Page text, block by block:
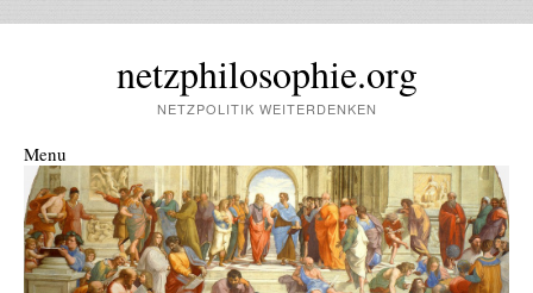
netzphilosophie.org
NETZPOLITIK WEITERDENKEN
Menu
Skip to content